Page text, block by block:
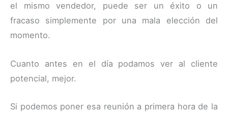
el mismo vendedor, puede ser un éxito o un
fracaso simplemente por una mala elección del
momento.
Cuanto antes en el día podamos ver al cliente
potencial, mejor.
Si podemos poner esa reunión a primera hora de la